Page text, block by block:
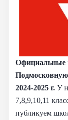
Официальные
2024-2025 г. У
7,8,9,10,11
публикуем